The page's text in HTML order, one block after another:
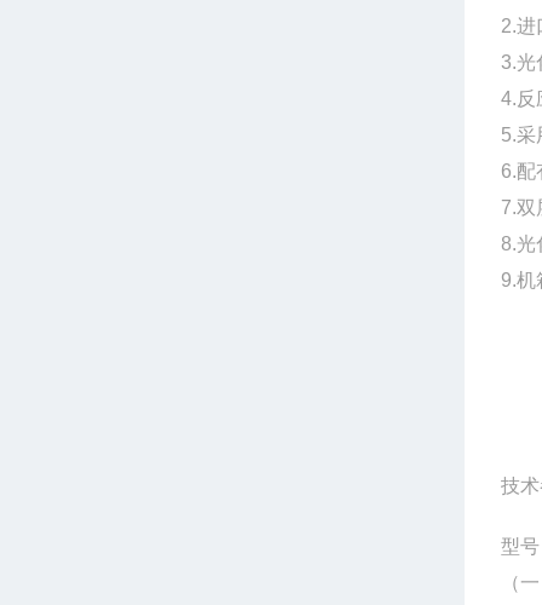
2.进
3.光
4.反
5.采
6.配
7.双
8.光
9.机
技
型
（